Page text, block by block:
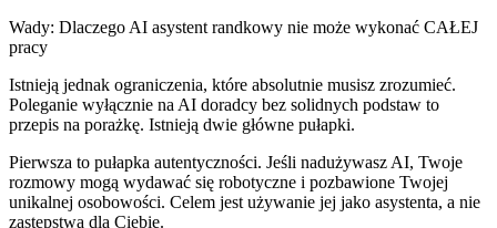
Wady: Dlaczego AI asystent randkowy nie może wykonać CAŁEJ
pracy
Istnieją jednak ograniczenia, które absolutnie musisz zrozumieć.
Poleganie wyłącznie na AI doradcy bez solidnych podstaw to
przepis na porażkę. Istnieją dwie główne pułapki.
Pierwsza to pułapka autentyczności. Jeśli nadużywasz AI, Twoje
rozmowy mogą wydawać się robotyczne i pozbawione Twojej
unikalnej osobowości. Celem jest używanie jej jako asystenta, a nie
zastępstwa dla Ciebie.